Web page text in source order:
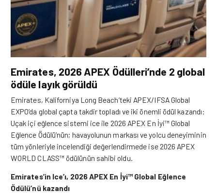
Emirates, 2026 APEX Ödülleri’nde 2 global
ödüle layık görüldü
Emirates, Kaliforniya Long Beach’teki APEX/IFSA Global
EXPO’da global çapta takdir topladı ve iki önemli ödül kazandı:
Uçak içi eğlence sistemi ice ile 2026 APEX En İyi™ Global
Eğlence Ödülü’nün; havayolunun markası ve yolcu deneyiminin
tüm yönleriyle incelendiği değerlendirmede ise 2026 APEX
WORLD CLASS™ ödülünün sahibi oldu.
Emirates’in Ice’ı, 2026 APEX En İyi™ Global Eğlence
Ödülü’nü kazandı